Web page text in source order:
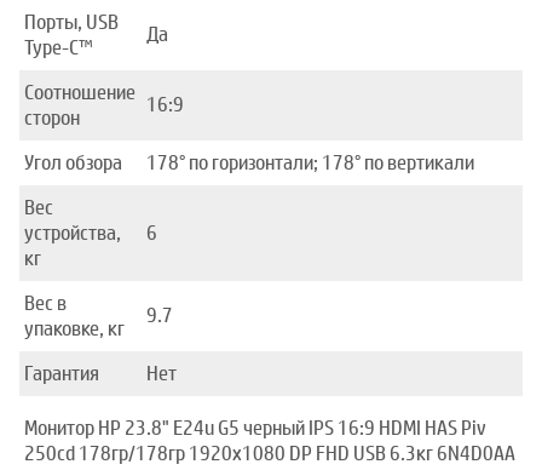
Порты, USB
Type-C™
Да
Соотношение
сторон
16:9
Угол обзора
178° по горизонтали; 178° по вертикали
Вес
устройства,
кг
6
Вес в
упаковке, кг
9.7
Гарантия Нет
Монитор HP 23.8" E24u G5 черный IPS 16:9 HDMI HAS Piv
250cd 178гр/178гр 1920x1080 DP FHD USB 6.3кг 6N4D0AA